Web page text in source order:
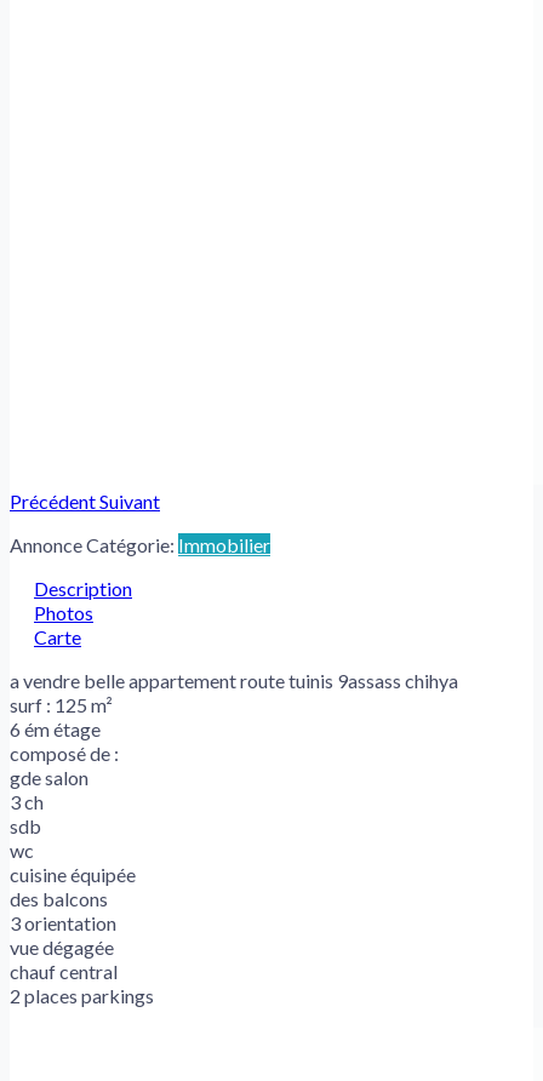
PrécédentSuivant
Annonce Catégorie: Immobilier
Description
Photos
Carte
a vendre belle appartement route tuinis 9assass chihya
surf : 125 m²
6 ém étage
composé de :
gde salon
3 ch
sdb
wc
cuisine équipée
des balcons
3 orientation
vue dégagée
chauf central
2 places parkings